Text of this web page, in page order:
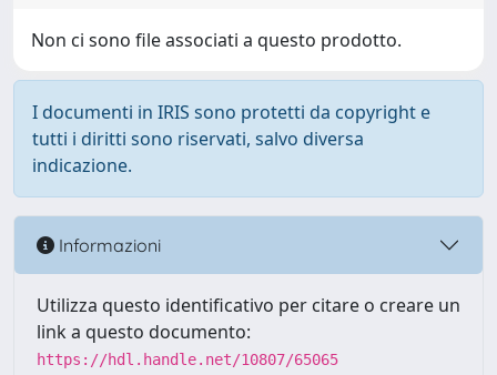
Non ci sono file associati a questo prodotto.
I documenti in IRIS sono protetti da copyright e
tutti i diritti sono riservati, salvo diversa
indicazione.
Informazioni
Utilizza questo identificativo per citare o creare un
link a questo documento:
https://hdl.handle.net/10807/65065